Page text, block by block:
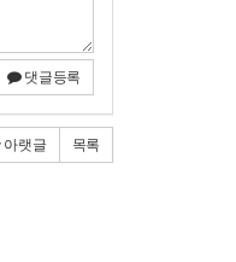
댓글등록
아랫글 목록